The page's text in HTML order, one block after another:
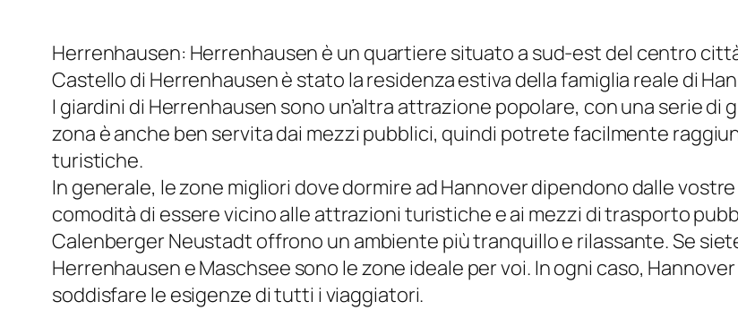
Herrenhausen: Herrenhausen è un quartiere situato a sud-est del centro
Castello di Herrenhausen è stato la residenza estiva della famiglia reale di
I giardini di Herrenhausen sono un’altra attrazione popolare, con una serie di
zona è anche ben servita dai mezzi pubblici, quindi potrete facilmente
turistiche.
In generale, le zone migliori dove dormire ad Hannover dipendono dalle
comodità di essere vicino alle attrazioni turistiche e ai mezzi di trasporto
Calenberger Neustadt offrono un ambiente più tranquillo e rilassante. Se
Herrenhausen e Maschsee sono le zone ideale per voi. In ogni caso,
soddisfare le esigenze di tutti i viaggiatori.